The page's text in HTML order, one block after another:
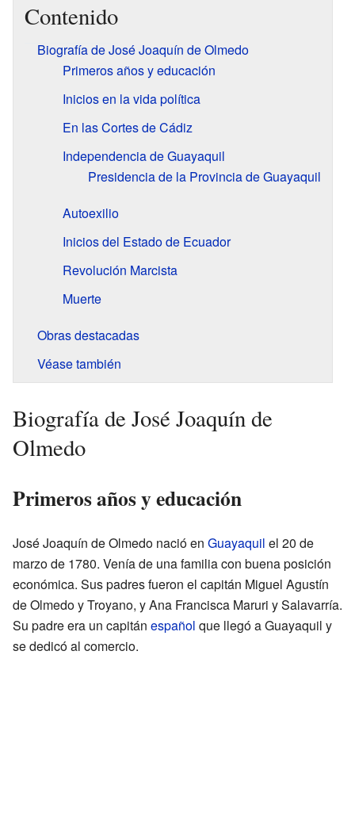
Contenido
Biografía de José Joaquín de Olmedo
Primeros años y educación
Inicios en la vida política
En las Cortes de Cádiz
Independencia de Guayaquil
Presidencia de la Provincia de Guayaquil
Autoexilio
Inicios del Estado de Ecuador
Revolución Marcista
Muerte
Obras destacadas
Véase también
Biografía de José Joaquín de
Olmedo
Primeros años y educación
José Joaquín de Olmedo nació en Guayaquil el 20 de
marzo de 1780. Venía de una familia con buena posición
económica. Sus padres fueron el capitán Miguel Agustín
de Olmedo y Troyano, y Ana Francisca Maruri y Salavarría.
Su padre era un capitán español que llegó a Guayaquil y
se dedicó al comercio.